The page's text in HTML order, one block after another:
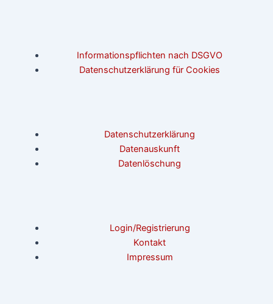
Informationspflichten nach DSGVO
Datenschutzerklärung für Cookies
Datenschutzerklärung
Datenauskunft
Datenlöschung
Login/Registrierung
Kontakt
Impressum